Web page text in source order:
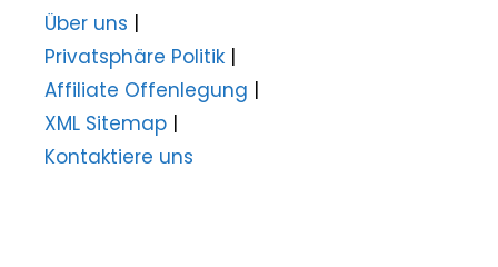
Über uns |
Privatsphäre Politik |
Affiliate Offenlegung |
XML Sitemap |
Kontaktiere uns